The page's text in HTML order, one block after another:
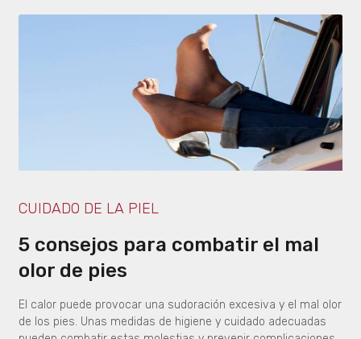
CUIDADO DE LA PIEL
5 consejos para combatir el mal
olor de pies
El calor puede provocar una sudoración excesiva y el mal olor
de los pies. Unas medidas de higiene y cuidado adecuadas